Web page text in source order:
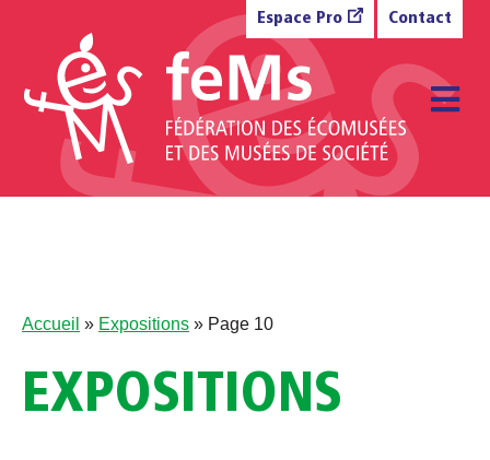
Espace Pro Contact
Accueil » Expositions » Page 10
EXPOSITIONS